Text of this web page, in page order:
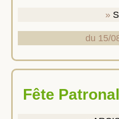
du 15/
Fête